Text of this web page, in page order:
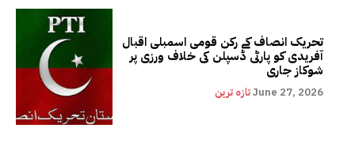
تحریک انصاف کے رکن قومی اسمبلی اقبال
آفریدی کو پارٹی ڈسپلن کی خلاف ورزی پر
شوکاز جاری
تازہ ترینJune 27, 2026